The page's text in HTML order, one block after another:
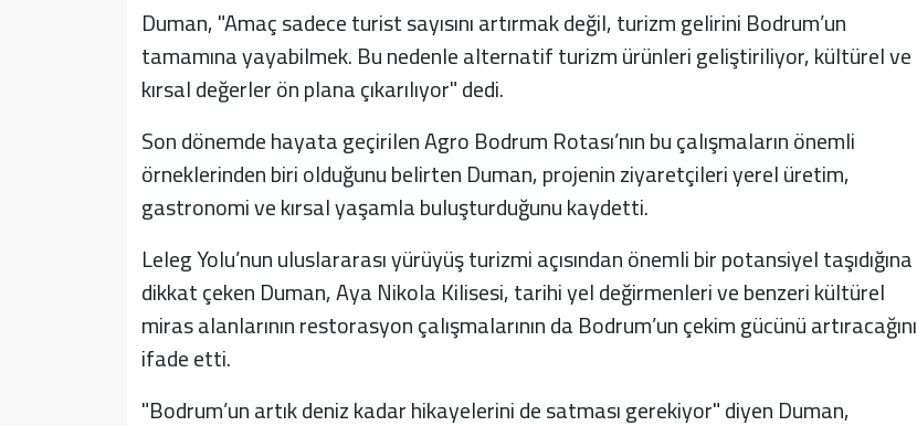
Duman, "Amaç sadece turist sayısını artırmak değil, turizm gelirini Bodrum’un
tamamına yayabilmek. Bu nedenle alternatif turizm ürünleri geliştiriliyor, kültürel ve
kırsal değerler ön plana çıkarılıyor" dedi.
Son dönemde hayata geçirilen Agro Bodrum Rotası’nın bu çalışmaların önemli
örneklerinden biri olduğunu belirten Duman, projenin ziyaretçileri yerel üretim,
gastronomi ve kırsal yaşamla buluşturduğunu kaydetti.
Leleg Yolu’nun uluslararası yürüyüş turizmi açısından önemli bir potansiyel taşıdığına
dikkat çeken Duman, Aya Nikola Kilisesi, tarihi yel değirmenleri ve benzeri kültürel
miras alanlarının restorasyon çalışmalarının da Bodrum’un çekim gücünü artıracağını
ifade etti.
"Bodrum’un artık deniz kadar hikayelerini de satması gerekiyor" diyen Duman,